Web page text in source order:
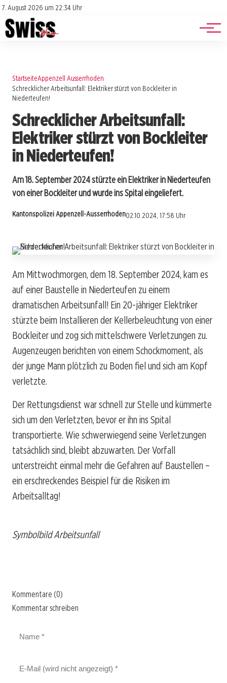
7. August 2026 um 22:34 Uhr
Impressum
Datenschutz
Jobs
Events
StartseiteAppenzell Ausserrhoden
Schrecklicher Arbeitsunfall: Elektriker stürzt von Bockleiter in
Niederteufen!
Schrecklicher Arbeitsunfall:
Elektriker stürzt von Bockleiter
in Niederteufen!
Am 18. September 2024 stürzte ein Elektriker in Niederteufen
von einer Bockleiter und wurde ins Spital eingeliefert.
Kantonspolizei Appenzell-Ausserrhoden02.10.2024, 17:58 Uhr
Am Mittwochmorgen, dem 18. September 2024, kam es
auf einer Baustelle in Niederteufen zu einem
dramatischen Arbeitsunfall! Ein 20-jähriger Elektriker
stürzte beim Installieren der Kellerbeleuchtung von einer
Bockleiter und zog sich mittelschwere Verletzungen zu.
Augenzeugen berichten von einem Schockmoment, als
der junge Mann plötzlich zu Boden fiel und sich am Kopf
verletzte.
Der Rettungsdienst war schnell zur Stelle und kümmerte
sich um den Verletzten, bevor er ihn ins Spital
transportierte. Wie schwerwiegend seine Verletzungen
tatsächlich sind, bleibt abzuwarten. Der Vorfall
unterstreicht einmal mehr die Gefahren auf Baustellen –
ein erschreckendes Beispiel für die Risiken im
Arbeitsalltag!
Symbolbild Arbeitsunfall
Kommentare (0)
Kommentar schreiben